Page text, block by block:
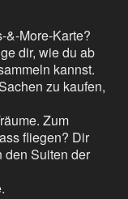
&-More-Karte?
dir, wie du ab
kannst.
zu kaufen,
Zum
fliegen? Dir
den Suiten der